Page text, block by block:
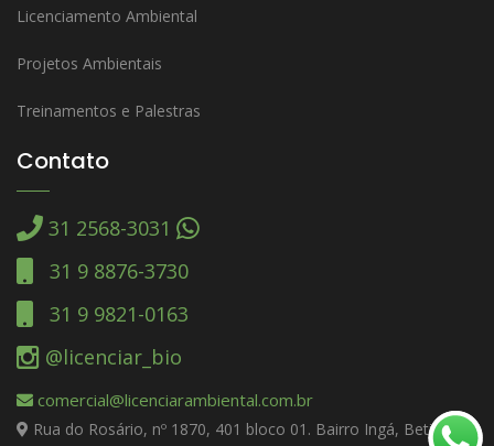
Licenciamento Ambiental
Projetos Ambientais
Treinamentos e Palestras
Contato
31 2568-3031
31 9 8876-3730
31 9 9821-0163
@licenciar_bio
comercial@licenciarambiental.com.br
Rua do Rosário, nº 1870, 401 bloco 01. Bairro Ingá, Betim –